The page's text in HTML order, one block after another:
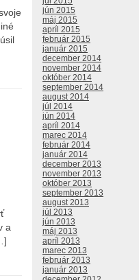
a
jún 2015
máj 2015
apríl 2015
február 2015
január 2015
december 2014
november 2014
október 2014
september 2014
august 2014
júl 2014
jún 2014
apríl 2014
marec 2014
február 2014
január 2014
december 2013
november 2013
október 2013
september 2013
august 2013
júl 2013
jún 2013
máj 2013
apríl 2013
marec 2013
február 2013
január 2013